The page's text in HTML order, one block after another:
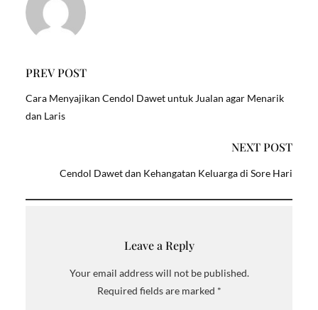
PREV POST
Cara Menyajikan Cendol Dawet untuk Jualan agar Menarik
dan Laris
NEXT POST
Cendol Dawet dan Kehangatan Keluarga di Sore Hari
Leave a Reply
Your email address will not be published.
Required fields are marked *